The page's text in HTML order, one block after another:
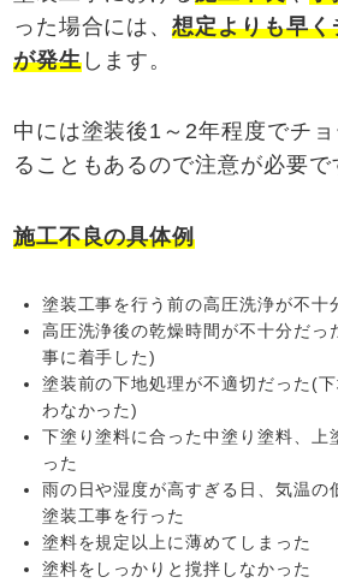
った場合には、想定よりも早
が発生します。
中には塗装後1～2年程度でチ
ることもあるので注意が必要で
施工不良の具体例
塗装工事を行う前の高圧洗浄が不十
高圧洗浄後の乾燥時間が不十分だっ
事に着手した)
塗装前の下地処理が不適切だった(
わなかった)
下塗り塗料に合った中塗り塗料、上
った
雨の日や湿度が高すぎる日、気温
塗装工事を行った
塗料を規定以上に薄めてしまった
塗料をしっかりと撹拌しなかった